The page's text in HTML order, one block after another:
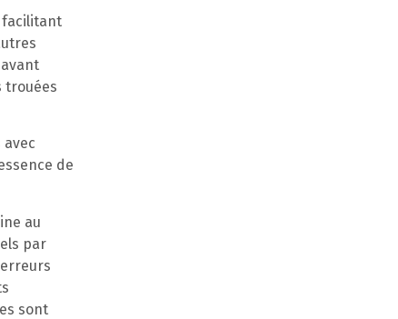
facilitant
trouées
de
au
par
sont